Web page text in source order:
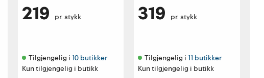
219 pr. stykk
Tilgjengelig i 10 butikker
Kun tilgjengelig i butikk
319 pr. stykk
Tilgjengelig i 11 butikker
Kun tilgjengelig i butikk